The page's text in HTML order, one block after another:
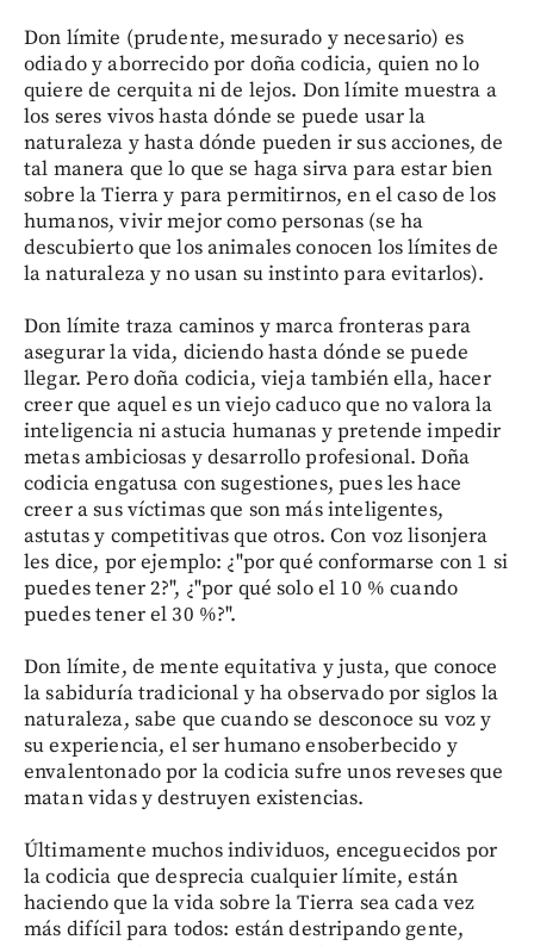
Don límite (prudente, mesurado y necesario) es
odiado y aborrecido por doña codicia, quien no lo
quiere de cerquita ni de lejos. Don límite muestra a
los seres vivos hasta dónde se puede usar la
naturaleza y hasta dónde pueden ir sus acciones, de
tal manera que lo que se haga sirva para estar bien
sobre la Tierra y para permitirnos, en el caso de los
humanos, vivir mejor como personas (se ha
descubierto que los animales conocen los límites de
la naturaleza y no usan su instinto para evitarlos).
Don límite traza caminos y marca fronteras para
asegurar la vida, diciendo hasta dónde se puede
llegar. Pero doña codicia, vieja también ella, hacer
creer que aquel es un viejo caduco que no valora la
inteligencia ni astucia humanas y pretende impedir
metas ambiciosas y desarrollo profesional. Doña
codicia engatusa con sugestiones, pues les hace
creer a sus víctimas que son más inteligentes,
astutas y competitivas que otros. Con voz lisonjera
les dice, por ejemplo: ¿"por qué conformarse con 1 si
puedes tener 2?", ¿"por qué solo el 10 % cuando
puedes tener el 30 %?".
Don límite, de mente equitativa y justa, que conoce
la sabiduría tradicional y ha observado por siglos la
naturaleza, sabe que cuando se desconoce su voz y
su experiencia, el ser humano ensoberbecido y
envalentonado por la codicia sufre unos reveses que
matan vidas y destruyen existencias.
Últimamente muchos individuos, enceguecidos por
la codicia que desprecia cualquier límite, están
haciendo que la vida sobre la Tierra sea cada vez
más difícil para todos: están destripando gente,